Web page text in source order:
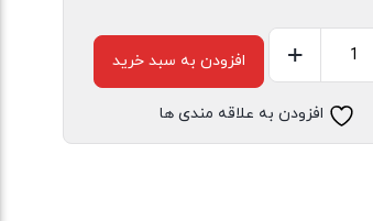
+ افزودن به سبد خرید
افزودن به علاقه مندی ها